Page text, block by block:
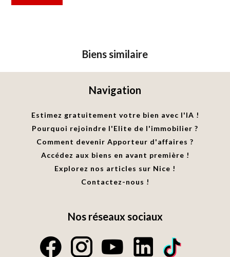
Biens similaire
Navigation
Estimez gratuitement votre bien avec l'IA !
Pourquoi rejoindre l'Elite de l'immobilier ?
Comment devenir Apporteur d'affaires ?
Accédez aux biens en avant première !
Explorez nos articles sur Nice !
Contactez-nous !
Nos réseaux sociaux